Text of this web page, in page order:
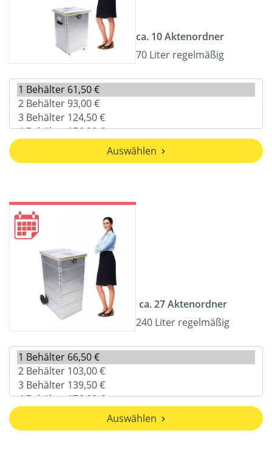
ca. 10 Aktenordner
70 Liter regelmäßig
Auswählen
ca. 27 Aktenordner
240 Liter regelmäßig
Auswählen